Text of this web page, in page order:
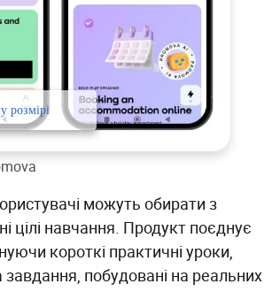
можуть обирати з
цілі навчання. Продукт поєднує
короткі практичні уроки,
завдання, побудовані на реальних